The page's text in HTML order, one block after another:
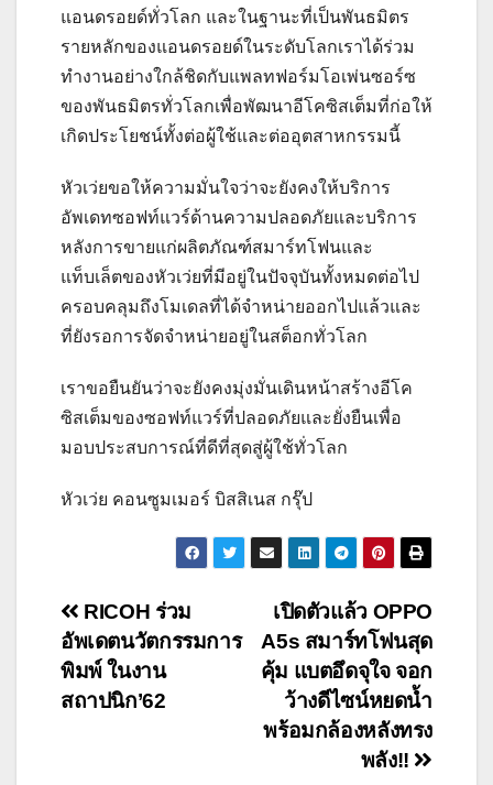
แอนดรอยด์ทั่วโลก และในฐานะที่เป็นพันธมิตร
รายหลักของแอนดรอยด์ในระดับโลกเราได้ร่วม
ทำงานอย่างใกล้ชิดกับแพลทฟอร์มโอเพ่นซอร์ซ
ของพันธมิตรทั่วโลกเพื่อพัฒนาอีโคซิสเต็มที่ก่อให้
เกิดประโยชน์ทั้งต่อผู้ใช้และต่ออุตสาหกรรมนี้
หัวเว่ยขอให้ความมั่นใจว่าจะยังคงให้บริการ
อัพเดทซอฟท์แวร์ด้านความปลอดภัยและบริการ
หลังการขายแก่ผลิตภัณฑ์สมาร์ทโฟนและ
แท็บเล็ตของหัวเว่ยที่มีอยู่ในปัจจุบันทั้งหมดต่อไป
ครอบคลุมถึงโมเดลที่ได้จำหน่ายออกไปแล้วและ
ที่ยังรอการจัดจำหน่ายอยู่ในสต็อกทั่วโลก
เราขอยืนยันว่าจะยังคงมุ่งมั่นเดินหน้าสร้างอีโค
ซิสเต็มของซอฟท์แวร์ที่ปลอดภัยและยั่งยืนเพื่อ
มอบประสบการณ์ที่ดีที่สุดสู่ผู้ใช้ทั่วโลก
หัวเว่ย คอนซูมเมอร์ บิสสิเนส กรุ๊ป
Post
navigation
เปิดตัวแล้ว OPPO
A5s สมาร์ทโฟนสุด
คุ้ม แบตอึดจุใจ จอก
ว้างดีไซน์หยดน้ำ
พร้อมกล้องหลังทรง
พลัง!!
RICOH ร่วม
อัพเดตนวัตกรรมการ
พิมพ์ ในงาน
สถาปนิก’62